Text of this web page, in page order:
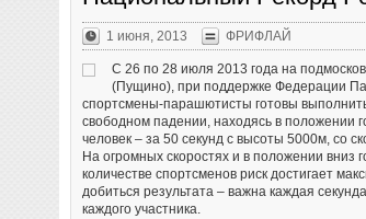
1 июня, 2013 ФРИФЛАЙ
С 26 по 28 июля 2013 года на
(Пущино), при поддержке Федерации
спортсмены-парашютисты готовы
свободном падении, находясь в положении
человек – за 50 секунд с высоты 5000м, со
На огромных скоростях и в положении вниз
количестве спортсменов риск достигает
добиться результата – важна каждая
каждого участника.